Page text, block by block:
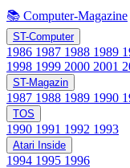
📚 Computer-Magazine
ST-Computer
1986 1987 1988 1989
1998 1999 2000 2001
ST-Magazin
1987 1988 1989 1990
TOS
1990 1991 1992 1993
Atari Inside
1994 1995 1996